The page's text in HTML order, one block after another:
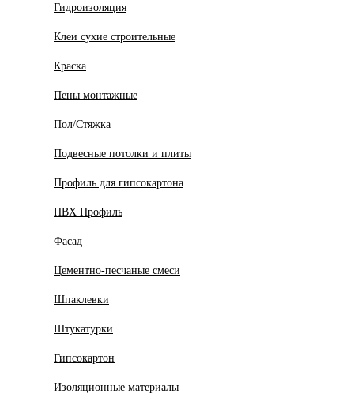
Гидроизоляция
Клеи сухие строительные
Краска
Пены монтажные
Пол/Стяжка
Подвесные потолки и плиты
Профиль для гипсокартона
ПВХ Профиль
Фасад
Цементно-песчаные смеси
Шпаклевки
Штукатурки
Гипсокартон
Изоляционные материалы